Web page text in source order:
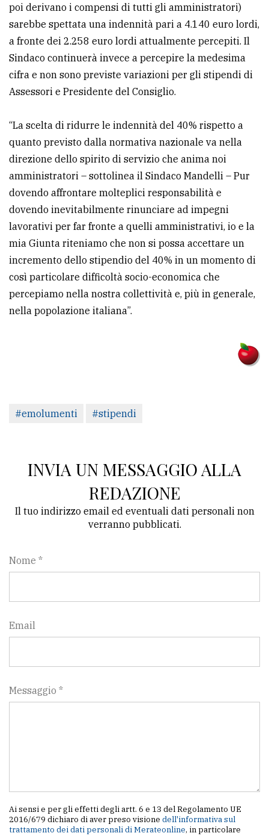
poi derivano i compensi di tutti gli amministratori)
sarebbe spettata una indennità pari a 4.140 euro lordi,
a fronte dei 2.258 euro lordi attualmente percepiti. Il
Sindaco continuerà invece a percepire la medesima
cifra e non sono previste variazioni per gli stipendi di
Assessori e Presidente del Consiglio.
“La scelta di ridurre le indennità del 40% rispetto a
quanto previsto dalla normativa nazionale va nella
direzione dello spirito di servizio che anima noi
amministratori – sottolinea il Sindaco Mandelli – Pur
dovendo affrontare molteplici responsabilità e
dovendo inevitabilmente rinunciare ad impegni
lavorativi per far fronte a quelli amministrativi, io e la
mia Giunta riteniamo che non si possa accettare un
incremento dello stipendio del 40% in un momento di
così particolare difficoltà socio-economica che
percepiamo nella nostra collettività e, più in generale,
nella popolazione italiana”.
#emolumenti #stipendi
INVIA UN MESSAGGIO ALLA
REDAZIONE
Il tuo indirizzo email ed eventuali dati personali non
verranno pubblicati.
Nome *
Email
Messaggio *
Ai sensi e per gli effetti degli artt. 6 e 13 del Regolamento UE
2016/679 dichiaro di aver preso visione dell'informativa sul
trattamento dei dati personali di Merateonline, in particolare